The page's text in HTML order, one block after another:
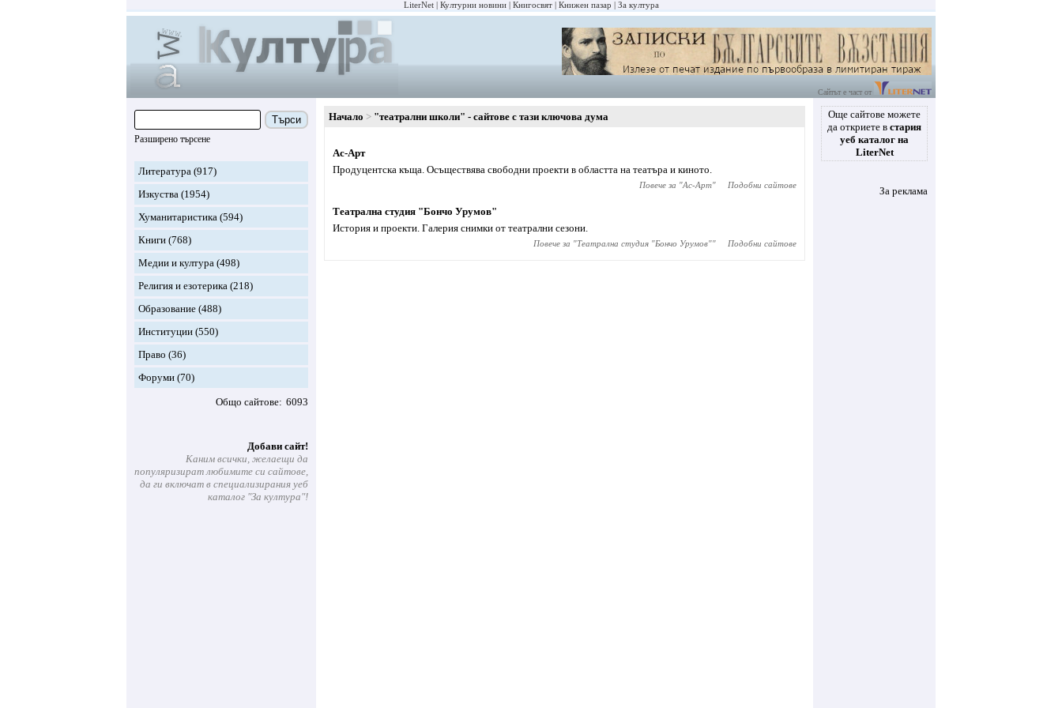
LiterNet Културни новини Книгосвят Книжен пазар За култура
Сайтът е част от
Търси
Разширено търсене
Литература (917)
Изкуства (1954)
Хуманитаристика (594)
Книги (768)
Медии и култура (498)
Религия и езотерика (218)
Образование (488)
Институции (550)
Право (36)
Форуми (70)
Общо сайтове 6093
Добави сайт!
Каним всички, желаещи да
популяризират любимите си сайтове,
да ги включат в специализирания уеб
каталог "За култура"!
Начало "театрални школи" - сайтове с тази ключова дума
Ас-Арт
Продуцентска къща. Осъществява свободни проекти в областта на театъра и киното.
Повече за "Ас-Арт" Подобни сайтове
Театрална студия "Бончо Урумов"
История и проекти. Галерия снимки от театрални сезони.
Повече за "Театрална студия "Бончо Урумов"" Подобни сайтове
Още сайтове можете
да откриете в стария
уеб каталог на
LiterNet
За реклама